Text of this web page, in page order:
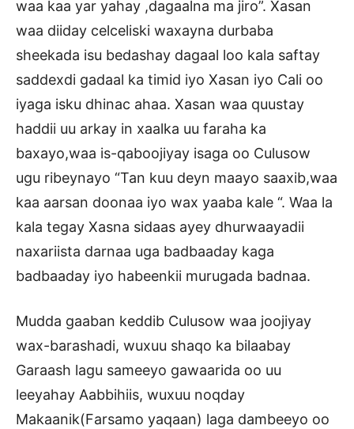
waa kaa yar yahay ,dagaalna ma jiro”. Xasan
waa diiday celceliski waxayna durbaba
sheekada isu bedashay dagaal loo kala saftay
saddexdi gadaal ka timid iyo Xasan iyo Cali oo
iyaga isku dhinac ahaa. Xasan waa quustay
haddii uu arkay in xaalka uu faraha ka
baxayo,waa is-qaboojiyay isaga oo Culusow
ugu ribeynayo “Tan kuu deyn maayo saaxib,waa
kaa aarsan doonaa iyo wax yaaba kale “. Waa la
kala tegay Xasna sidaas ayey dhurwaayadii
naxariista darnaa uga badbaaday kaga
badbaaday iyo habeenkii murugada badnaa.
Mudda gaaban keddib Culusow waa joojiyay
wax-barashadi, wuxuu shaqo ka bilaabay
Garaash lagu sameeyo gawaarida oo uu
leeyahay Aabbihiis, wuxuu noqday
Makaanik(Farsamo yaqaan) laga dambeeyo oo